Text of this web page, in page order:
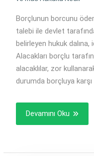
Borçlunun borcunu
talebi ile devlet
belirleyen hukuk
Alacakları borçlu
alacaklılar, zor
durumda borçluya
Devamını Oku